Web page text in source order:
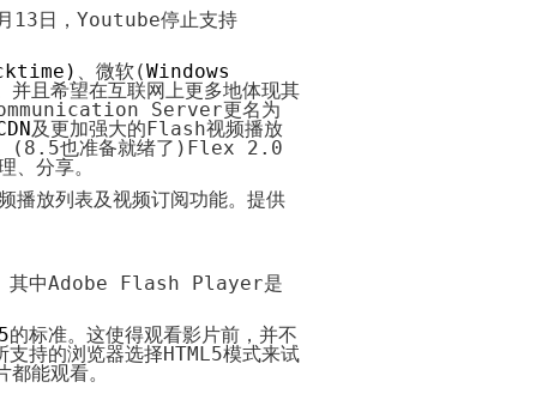
纸
More
更
多
>>
网
店
关
于
网
店
网
店
托
管
网
店
怎
样
费
开
网
店
什
么
是
代
代
购
商
品
须
注
的
事
项
是
子
商
务？
商
功
能
电
13日， Youtube停止支持
) 、微软(Windows
并且希望在互联网上更多地体现其
Server更名为
及更加强大的Flash视频播放
( 8.5也准备就绪了 ) Flex 2.0
、分享。
播放列表及视频订阅功能。提供
其中Adobe Flash Player是
的标准。这使得观看影片前，并不
支持的浏览器选择HTML5模式来试
能观看。